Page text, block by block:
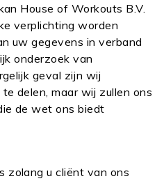
House of Workouts B.V.
verplichting worden
uw gegevens in verband
onderzoek van
geval zijn wij
delen, maar wij zullen ons
de wet ons biedt
zolang u cliënt van ons